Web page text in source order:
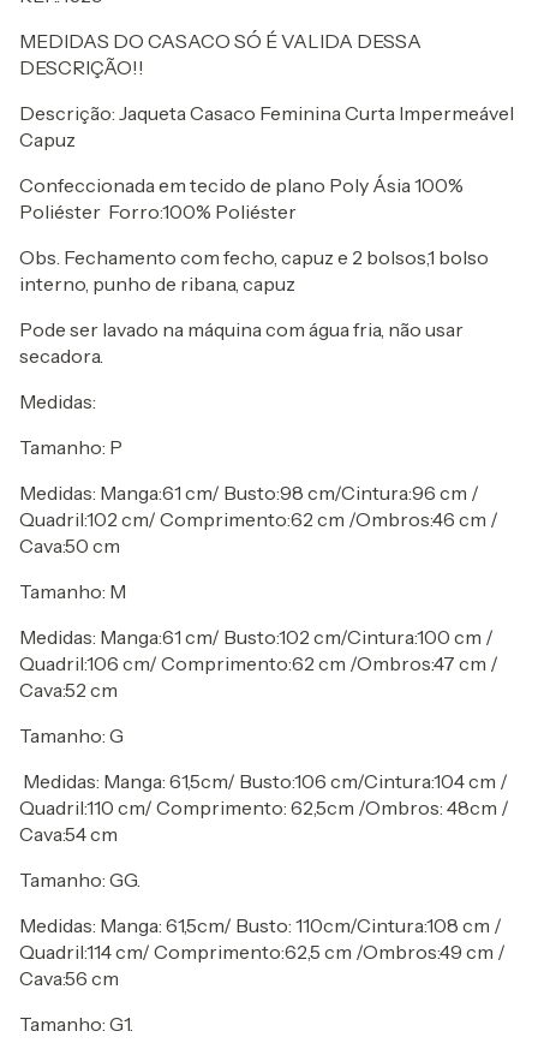
MEDIDAS DO CASACO SÓ É VALIDA DESSA
DESCRIÇÃO!!
Descrição: Jaqueta Casaco Feminina Curta Impermeável
Capuz
Confeccionada em tecido de plano Poly Ásia 100%
Poliéster Forro:100% Poliéster
Obs. Fechamento com fecho, capuz e 2 bolsos,1 bolso
interno, punho de ribana, capuz
Pode ser lavado na máquina com água fria, não usar
secadora.
Medidas:
Tamanho: P
Medidas: Manga:61 cm/ Busto:98 cm/Cintura:96 cm /
Quadril:102 cm/ Comprimento:62 cm /Ombros:46 cm /
Cava:50 cm
Tamanho: M
Medidas: Manga:61 cm/ Busto:102 cm/Cintura:100 cm /
Quadril:106 cm/ Comprimento:62 cm /Ombros:47 cm /
Cava:52 cm
Tamanho: G
Medidas: Manga: 61,5cm/ Busto:106 cm/Cintura:104 cm /
Quadril:110 cm/ Comprimento: 62,5cm /Ombros: 48cm /
Cava:54 cm
Tamanho: GG.
Medidas: Manga: 61,5cm/ Busto: 110cm/Cintura:108 cm /
Quadril:114 cm/ Comprimento:62,5 cm /Ombros:49 cm /
Cava:56 cm
Tamanho: G1.